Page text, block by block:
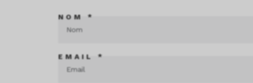
NOM *
EMAIL *